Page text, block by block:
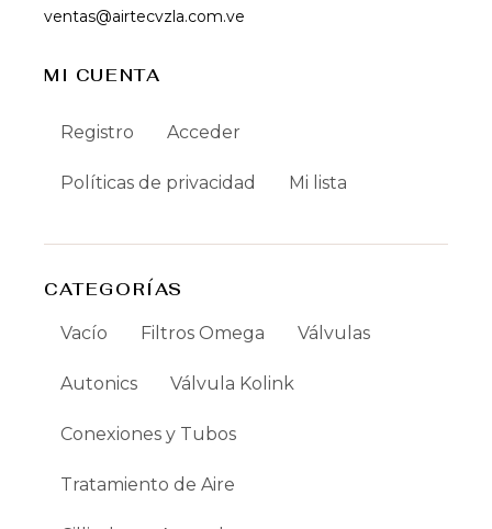
ventas@airtecvzla.com.ve
MI CUENTA
Registro Acceder
Políticas de privacidad Mi lista
CATEGORÍAS
Vacío Filtros Omega Válvulas
Autonics Válvula Kolink
Conexiones y Tubos
Tratamiento de Aire